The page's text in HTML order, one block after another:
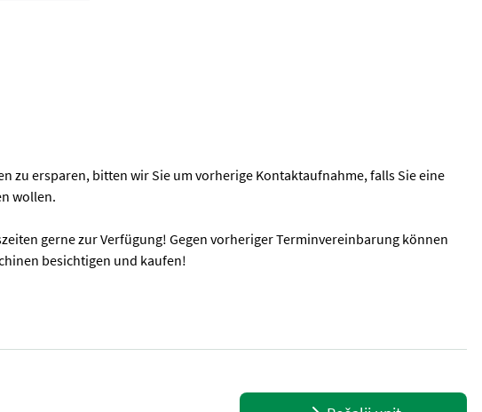
zu ersparen, bitten wir Sie um vorherige Kontaktaufnahme, falls Sie eine
wollen.
gerne zur Verfügung! Gegen vorheriger Terminvereinbarung können
besichtigen und kaufen!
Ihnen unnötige Wartezeiten oder Wegstrecken zu ersparen, bitten wir